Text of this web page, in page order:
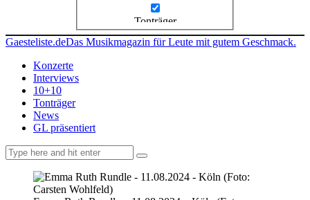
Tonträger
Gaesteliste.deDas Musikmagazin für Leute mit gutem Geschmack.
Konzerte
Interviews
10+10
Tonträger
News
GL präsentiert